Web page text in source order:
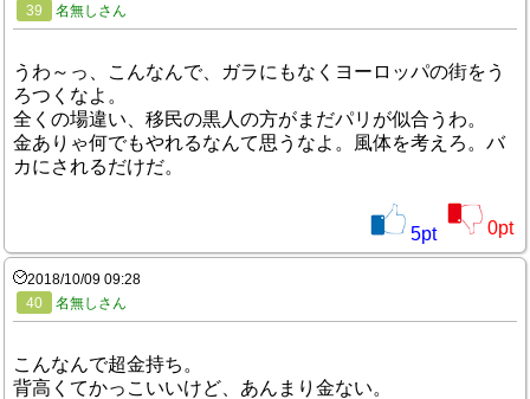
39
名無しさん
うわ～っ、こんなんで、ガラにもなくヨーロッパの街をう
ろつくなよ。
全くの場違い、移民の黒人の方がまだパリが似合うわ。
金ありゃ何でもやれるなんて思うなよ。風体を考えろ。バ
カにされるだけだ。
5pt 0pt
2018/10/09 09:28
40
名無しさん
こんなんで超金持ち。
背高くてかっこいいけど、あんまり金ない。